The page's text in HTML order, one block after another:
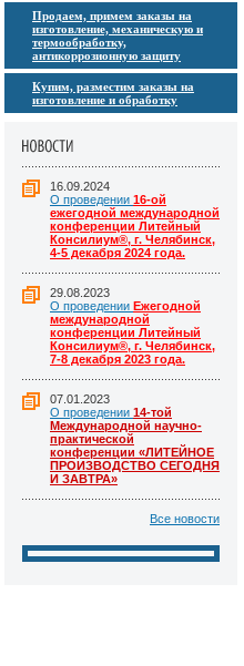
Продаем, примем заказы на
изготовление, механическую и
термообработку,
антикоррозионную защиту
Купим, разместим заказы на
изготовление и обработку
16.09.2024
О проведении 16-ой
ежегодной международной
конференции Литейный
Консилиум®, г. Челябинск,
4-5 декабря 2024 года.
29.08.2023
О проведении Ежегодной
международной
конференции Литейный
Консилиум®, г. Челябинск,
7-8 декабря 2023 года.
07.01.2023
О проведении 14-той
Международной научно-
практической
конференции «ЛИТЕЙНОЕ
ПРОИЗВОДСТВО СЕГОДНЯ
И ЗАВТРА»
Все новости